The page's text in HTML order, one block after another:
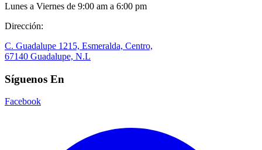
Lunes a Viernes de 9:00 am a 6:00 pm
Dirección:
C. Guadalupe 1215, Esmeralda, Centro,
67140 Guadalupe, N.L
Síguenos En
Facebook